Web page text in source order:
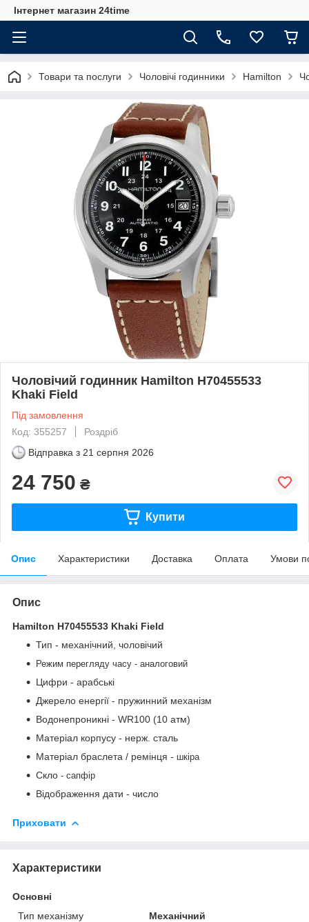
Інтернет магазин 24time
Товари та послуги Чоловічі годинники Hamilton
Чоловічий годинник Hamilton H70455533
Khaki Field
Під замовлення
Код: 355257
Роздріб
Відправка з 21 серпня 2026
24 750 ₴
Купити
Опис Характеристики Доставка Оплата Умови
Опис
Hamilton H70455533 Khaki Field
Тип - механічний, чоловічий
Режим перегляду часу - аналоговий
Цифри - арабські
Джерело енергії - пружинний механізм
Водонепроникні - WR100 (10 атм)
Матеріал корпусу - нерж. сталь
Матеріал браслета / ремінця - шкіра
Скло - сапфір
Відображення дати - число
Приховати
Характеристики
Основні
Тип механізму
Механічний